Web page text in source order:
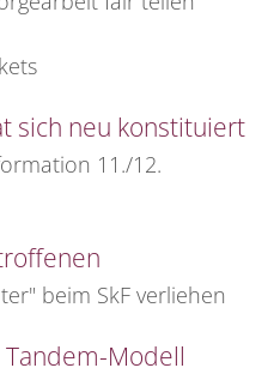
sich neu konstituiert
11./12.
beim SkF verliehen
Tandem-Modell